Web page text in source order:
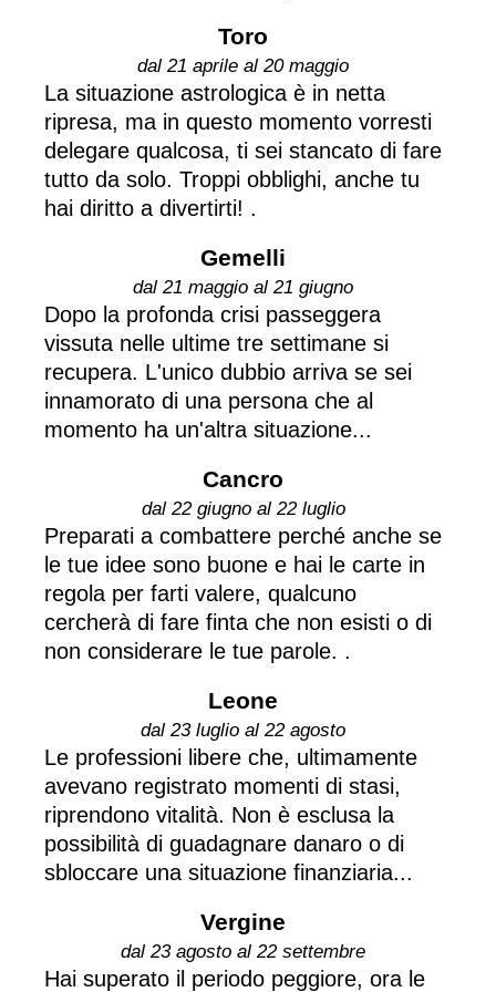
Toro
dal 21 aprile al 20 maggio
La situazione astrologica è in netta
ripresa, ma in questo momento vorresti
delegare qualcosa, ti sei stancato di fare
tutto da solo. Troppi obblighi, anche tu
hai diritto a divertirti! .
Gemelli
dal 21 maggio al 21 giugno
Dopo la profonda crisi passeggera
vissuta nelle ultime tre settimane si
recupera. L'unico dubbio arriva se sei
innamorato di una persona che al
momento ha un'altra situazione...
Cancro
dal 22 giugno al 22 luglio
Preparati a combattere perché anche se
le tue idee sono buone e hai le carte in
regola per farti valere, qualcuno
cercherà di fare finta che non esisti o di
non considerare le tue parole. .
Leone
dal 23 luglio al 22 agosto
Le professioni libere che, ultimamente
avevano registrato momenti di stasi,
riprendono vitalità. Non è esclusa la
possibilità di guadagnare danaro o di
sbloccare una situazione finanziaria...
Vergine
dal 23 agosto al 22 settembre
Hai superato il periodo peggiore, ora le